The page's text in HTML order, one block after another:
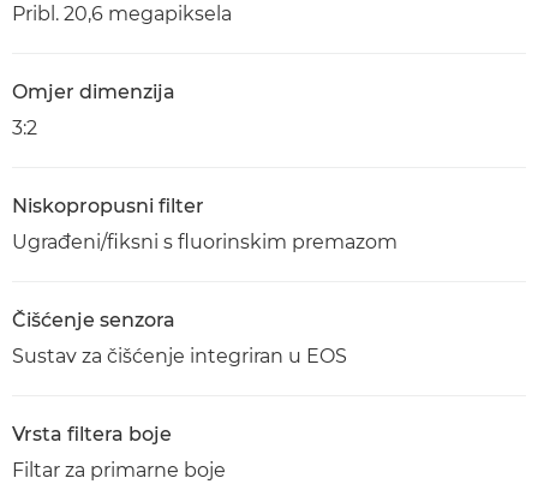
Pribl. 20,6 megapiksela
Omjer dimenzija
3:2
Niskopropusni filter
Ugrađeni/fiksni s fluorinskim premazom
Čišćenje senzora
Sustav za čišćenje integriran u EOS
Vrsta filtera boje
Filtar za primarne boje